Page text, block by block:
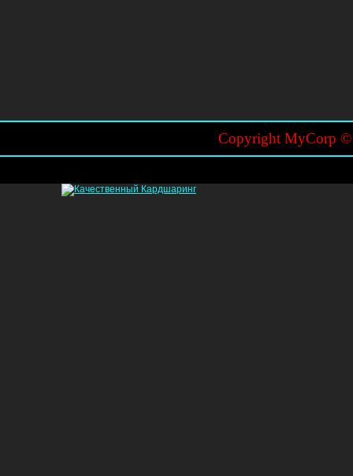
Copyright MyCorp